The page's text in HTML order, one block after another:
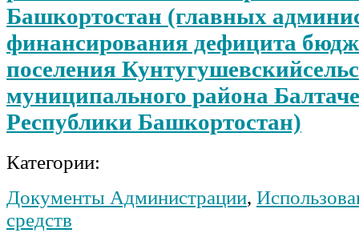
Башкортостан (главных
финансирования дефицита
поселения
муниципального района
Республики Башкортостан)
Категории:
Документы Администрации,
средств